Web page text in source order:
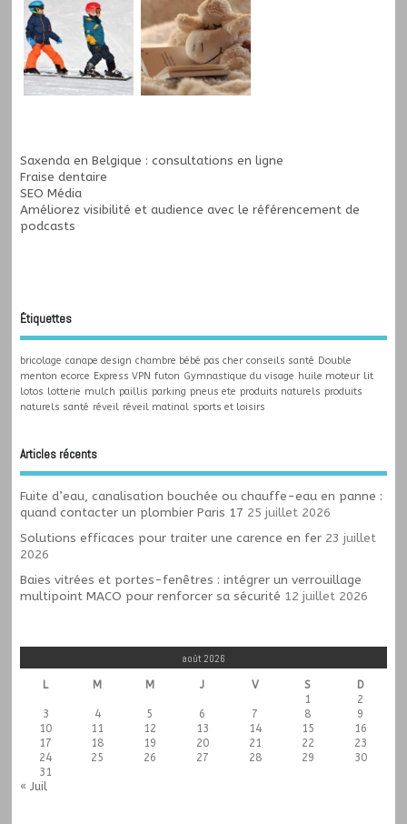
Saxenda en Belgique : consultations en ligne
Fraise dentaire
SEO Média
Améliorez visibilité et audience avec le référencement de
podcasts
Étiquettes
bricolage canape design chambre bébé pas cher conseils santé Double
menton ecorce Express VPN futon Gymnastique du visage huile moteur lit
lotos lotterie mulch paillis parking pneus ete produits naturels produits
naturels santé réveil réveil matinal sports et loisirs
Articles récents
Fuite d’eau, canalisation bouchée ou chauffe-eau en panne :
quand contacter un plombier Paris 17 25 juillet 2026
Solutions efficaces pour traiter une carence en fer 23 juillet
2026
Baies vitrées et portes-fenêtres : intégrer un verrouillage
multipoint MACO pour renforcer sa sécurité 12 juillet 2026
août 2026
L M M J V S
D
1
2
3
4 5 6 7 8
9
10
11 12 13 14 15
16
17
18 19 20 21 22
23
24
25 26 27 28 29
30
31
« Juil